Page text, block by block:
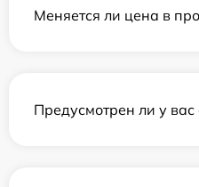
Меняется ли цена в
Предусмотрен ли у